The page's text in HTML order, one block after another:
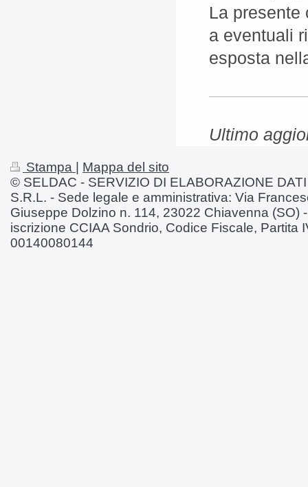
La presente
a eventuali
esposta
Ultimo
Stampa | Mappa del sito
© SELDAC - SERVIZIO DI ELABORAZIONE
S.R.L. - Sede legale e amministrativa: Via
Giuseppe Dolzino n. 114, 23022 Chiavenna (SO)
iscrizione CCIAA Sondrio, Codice Fiscale, Partita
00140080144